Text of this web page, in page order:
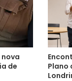
de
Plano